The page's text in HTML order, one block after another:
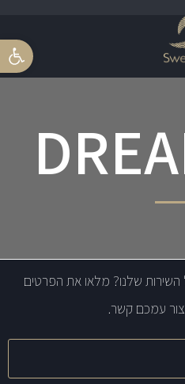
פתח
שלנו? מלאו את הפרטים
עמכם קשר.